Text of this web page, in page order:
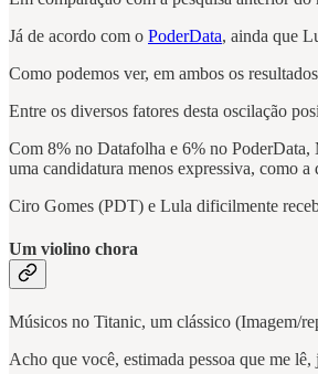
Já de acordo com o PoderData, ainda que
Como podemos ver, em ambos os
Entre os diversos fatores desta oscilação
Com 8% no Datafolha e 6% no PoderData,
uma candidatura menos expressiva, como
Ciro Gomes (PDT) e Lula dificilmente
Um violino chora
Músicos no Titanic, um clássico (Imagem/
Acho que você, estimada pessoa que me